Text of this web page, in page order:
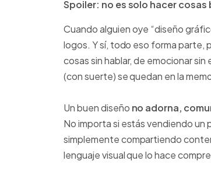
Spoiler: no es solo hacer cosas
Cuando alguien oye “diseño
logos. Y sí, todo eso forma parte,
cosas sin hablar, de emocionar
(con suerte) se quedan en la
Un buen diseño no adorna,
No importa si estás vendiendo
simplemente compartiendo
lenguaje visual que lo hace